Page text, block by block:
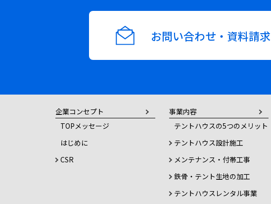
お問い合わせ・資料請求
企業コンセプト
TOPメッセージ
はじめに
CSR
事業内容
テントハウスの5つのメリット
テントハウス設計施工
メンテナンス・付帯工事
鉄骨・テント生地の加工
テントハウスレンタル事業